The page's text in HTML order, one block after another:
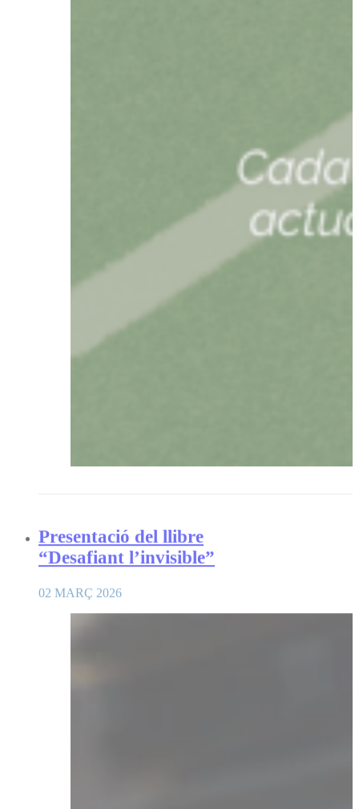
Presentació del llibre
“Desafiant l’invisible”
02 MARÇ 2026